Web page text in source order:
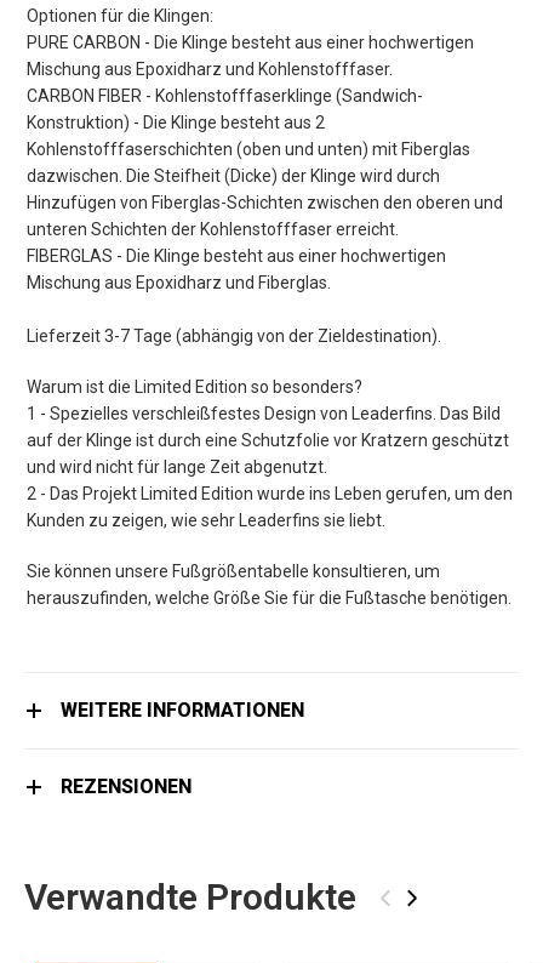
Optionen für die Klingen:
PURE CARBON - Die Klinge besteht aus einer hochwertigen
Mischung aus Epoxidharz und Kohlenstofffaser.
CARBON FIBER - Kohlenstofffaserklinge (Sandwich-
Konstruktion) - Die Klinge besteht aus 2
Kohlenstofffaserschichten (oben und unten) mit Fiberglas
dazwischen. Die Steifheit (Dicke) der Klinge wird durch
Hinzufügen von Fiberglas-Schichten zwischen den oberen und
unteren Schichten der Kohlenstofffaser erreicht.
FIBERGLAS - Die Klinge besteht aus einer hochwertigen
Mischung aus Epoxidharz und Fiberglas.
Lieferzeit 3-7 Tage (abhängig von der Zieldestination).
Warum ist die Limited Edition so besonders?
1 - Spezielles verschleißfestes Design von Leaderfins. Das Bild
auf der Klinge ist durch eine Schutzfolie vor Kratzern geschützt
und wird nicht für lange Zeit abgenutzt.
2 - Das Projekt Limited Edition wurde ins Leben gerufen, um den
Kunden zu zeigen, wie sehr Leaderfins sie liebt.
Sie können unsere Fußgrößentabelle konsultieren, um
herauszufinden, welche Größe Sie für die Fußtasche benötigen.
WEITERE INFORMATIONEN
REZENSIONEN
Verwandte Produkte ‹ ›